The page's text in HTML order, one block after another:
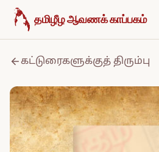
உள்ளடக்கத்திற்குச் செல்க
தமிழீழ ஆவணக் காப்பகம்
கட்டுரைகளுக்குத் திரும்பு